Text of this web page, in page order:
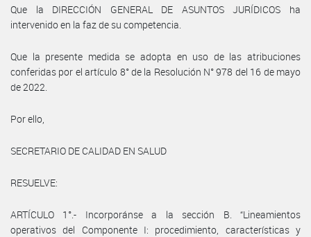
Que la DIRECCIÓN GENERAL DE ASUNTOS JURÍDICOS ha
intervenido en la faz de su competencia.
Que la presente medida se adopta en uso de las atribuciones
conferidas por el artículo 8° de la Resolución N° 978 del 16 de mayo
de 2022.
Por ello,
SECRETARIO DE CALIDAD EN SALUD
RESUELVE:
ARTÍCULO 1°.- Incorporánse a la sección B. “Lineamientos
operativos del Componente I: procedimiento, características y